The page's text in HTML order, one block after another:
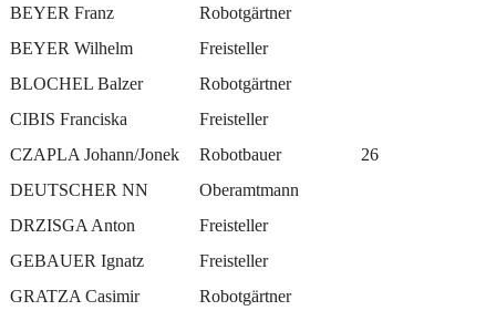
BEYER Franz
Robotgärtner
BEYER Wilhelm
Freisteller
BLOCHEL Balzer
Robotgärtner
CIBIS Franciska
Freisteller
CZAPLA Johann/Jonek
Robotbauer
26
DEUTSCHER NN
Oberamtmann
DRZISGA Anton
Freisteller
GEBAUER Ignatz
Freisteller
GRATZA Casimir
Robotgärtner